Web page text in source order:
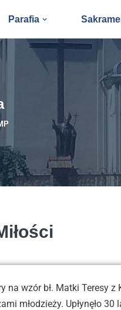
Parafia
wzór bł. Matki Teresy
młodzieży. Upłynęło